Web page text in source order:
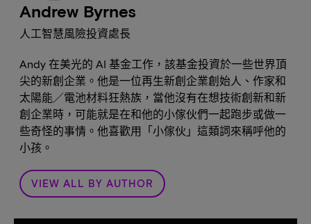
人工智慧風險投資處長
Andrew Byrnes
Andy 在美光的 AI 基金工作，該基金投資於一些世界頂
尖的新創企業。他是一位再生新創企業創始人、作家和
太陽能／電池材料狂熱族，當他沒有在想技術創新和新
創企業時，可能就是在和他的小傢伙們一起跑步或做一
些奇怪的事情。他喜歡用「小傢伙」這類詞來稱呼他的
小孩。
VIEW ALL BY AUTHOR